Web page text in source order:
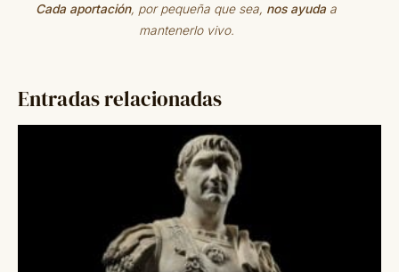
Cada aportación, por pequeña que sea, nos ayudaa
mantenerlo vivo.
Entradas relacionadas